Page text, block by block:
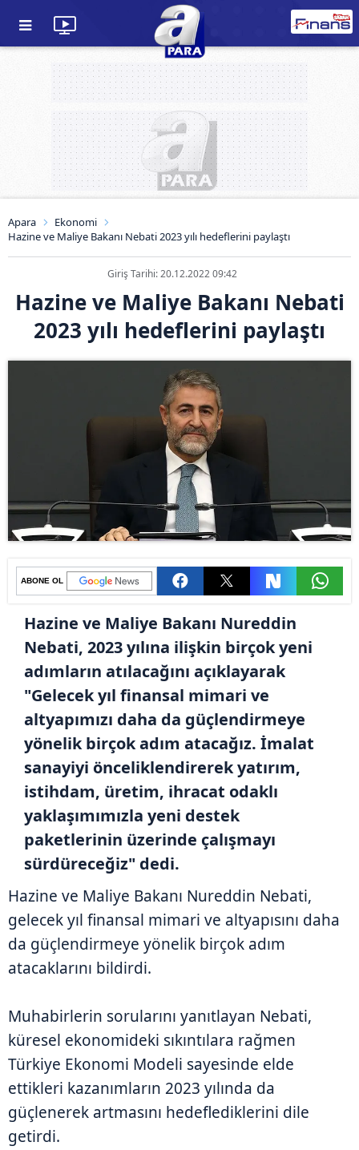
Apara
Ekonomi
Hazine ve Maliye Bakanı Nebati 2023 yılı hedeflerini paylaştı
Giriş Tarihi: 20.12.2022 09:42
Hazine ve Maliye Bakanı Nebati
2023 yılı hedeflerini paylaştı
ABONE OL
Hazine ve Maliye Bakanı Nureddin
Nebati, 2023 yılına ilişkin birçok yeni
adımların atılacağını açıklayarak
"Gelecek yıl finansal mimari ve
altyapımızı daha da güçlendirmeye
yönelik birçok adım atacağız. İmalat
sanayiyi önceliklendirerek yatırım,
istihdam, üretim, ihracat odaklı
yaklaşımımızla yeni destek
paketlerinin üzerinde çalışmayı
sürdüreceğiz" dedi.
Hazine ve Maliye Bakanı Nureddin Nebati,
gelecek yıl finansal mimari ve altyapısını daha
da güçlendirmeye yönelik birçok adım
atacaklarını bildirdi.
Muhabirlerin sorularını yanıtlayan Nebati,
küresel ekonomideki sıkıntılara rağmen
Türkiye Ekonomi Modeli sayesinde elde
ettikleri kazanımların 2023 yılında da
güçlenerek artmasını hedeflediklerini dile
getirdi.